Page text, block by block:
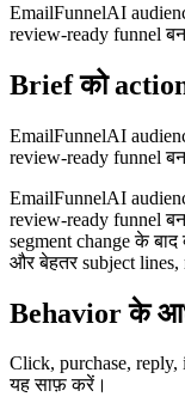
EmailFunnelAI
review-ready funnel
Brief को
EmailFunnelAI
review-ready funnel
EmailFunnelAI
review-ready funnel
segment change के
और बेहतर subject lines,
Behavior के
Click, purchase, reply,
यह साफ़ करें।